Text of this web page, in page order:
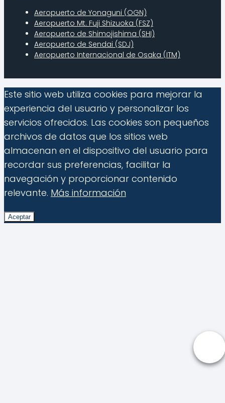
Aeropuerto de Yonaguni (OGN)
Aeropuerto Mt. Fuji Shizuoka (FSZ)
Aeropuerto de Shimojishima (SHI)
Aeropuerto de Sendai (SDJ)
Aeropuerto Internacional de Osaka (ITM)
Este sitio web utiliza cookies para mejorar la
experiencia del usuario y personalizar los
servicios ofrecidos. Las cookies son pequeños
archivos de datos que los sitios web
almacenan en el dispositivo del usuario para
recordar sus preferencias, facilitar la
navegación y proporcionar contenido
relevante. Más información
Aceptar